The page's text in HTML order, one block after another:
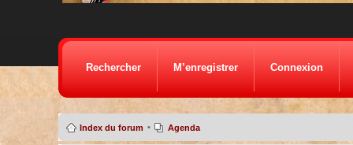
Rechercher M’enregistrer Connexion
Index du forum • Agenda